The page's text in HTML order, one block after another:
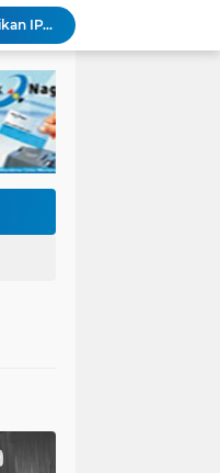
Bencana Datang Bertubi-tubi, Perumda AM Padang Kebut Perbaikan IPA Gunung Pangilun, Ditarget Tuntas Akhir Agustus
Mata Jeli HJK 357: Warga Padang Diajak Jadi Pengawas Kebersihan, Kemeriahan HJK Harus Tetap Rancak dan Bersih
Padang Gastronomy Market Hari Kedua: Surga Kuliner Tradisional di Kota Tua, UMKM Lokal Banjir Apresiasi
Gowes Siti Nurbaya Jadi Magnet Pesepeda Luar Daerah, HJK ke-357 Padang Makin Meriah
Tanam Pohon di Tepian Batang Arau, Padang dan Hildesheim Teguhkan Persahabatan Menuju Kota Global
Pasca Banjir, PUPR Padang Bergerak Cepat: Tanggul Lapau Munggu Diperbaiki, Sungkai dan SMPN 41 Dibersihkan
Dugaan Kekerasan PJU Polda Sumbar terhadap Sopir Disorot, Miko Kamal: Jangan Ada Kekebalan Hukum bagi Aparat